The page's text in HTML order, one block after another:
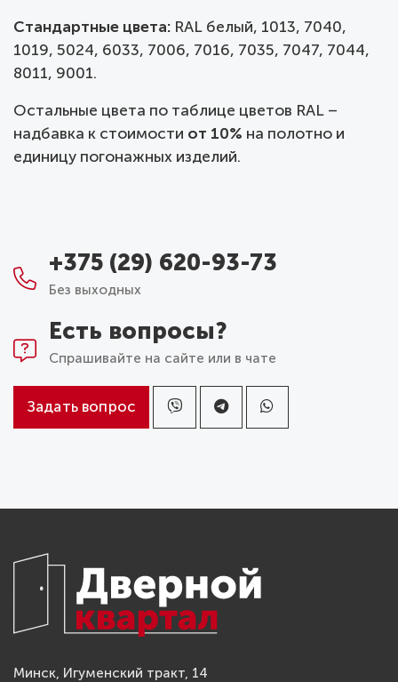
Стандартные цвета: RAL белый, 1013, 7040,
1019, 5024, 6033, 7006, 7016, 7035, 7047, 7044,
8011, 9001.
Остальные цвета по таблице цветов RAL –
надбавка к стоимости от 10% на полотно и
единицу погонажных изделий.
+375 (29) 620-93-73
Без выходных
Есть вопросы?
Спрашивайте на сайте или в чате
Задать вопрос
Минск, Игуменский тракт, 14